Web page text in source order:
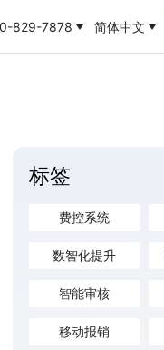
829-7878 简体中文
标签
费控系统
数智化提升
智能审核
移动报销